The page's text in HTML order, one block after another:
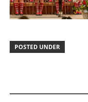
POSTED UNDER